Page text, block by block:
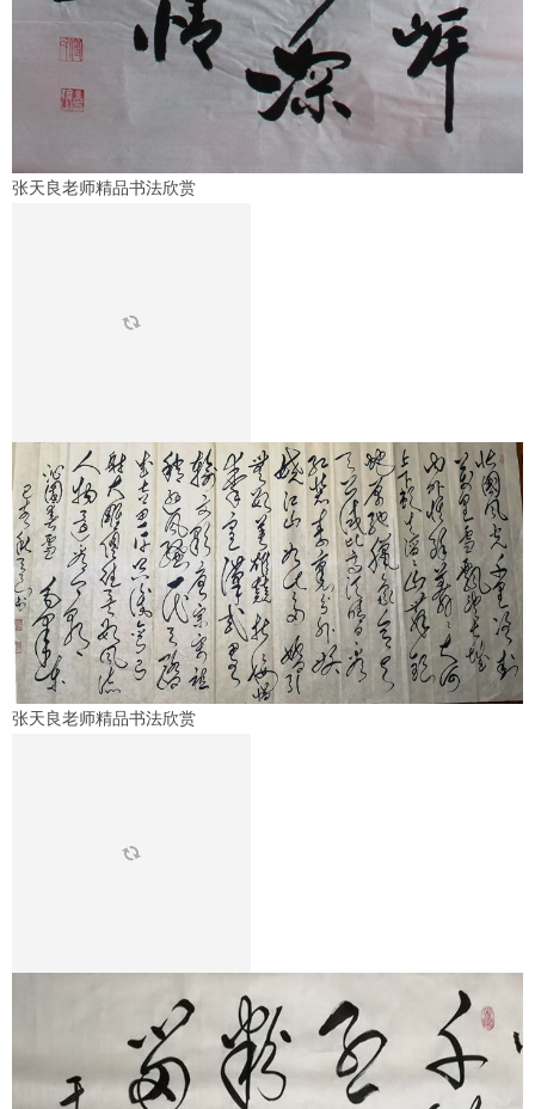
张天良老师精品书法欣赏
张天良老师精品书法欣赏